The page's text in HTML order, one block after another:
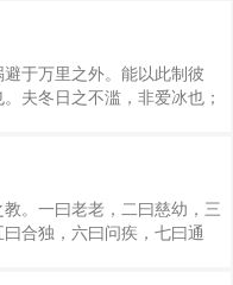
器矣。”公曰：“攻取之数何
，
则下服度。不备待而得和，
，吏肃而严，民朴而亲，官
无侵争，世无刑民。 惠
奸纵过以伤法。藏竭则主权
曰：泰则反败矣。 侵主：
悟，则国失势。 芒主：目
不计，司声不听，则臣下
于万里之外。能以此制彼
夫冬日之不滥，非爱冰也；
不听钟鼓，非恶乐也，为其
故先慎于己而后彼，官亦慎
去末。 居民于其所乐，事
善，罚之于其所恶，信之于
诛。于下无诛者，必诛者
。一曰老老，二曰慈幼，三
合独，六曰问疾，七曰通
，一子无征，三月有馈肉；